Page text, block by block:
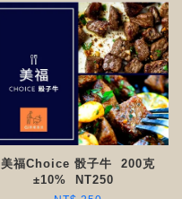
美福Choice 骰子牛 200克
±10% NT250 ​​